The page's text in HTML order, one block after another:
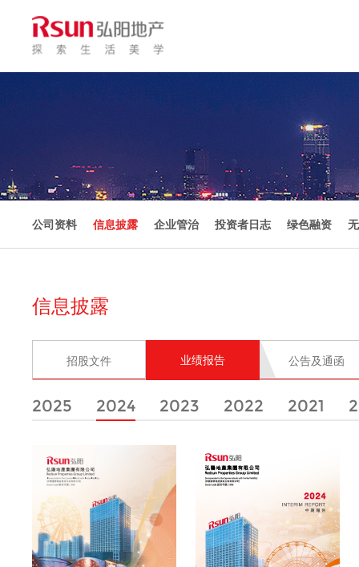
公司资料 信息披露 企业管治 投资者日志 绿色融资
信息披露
招股文件 业绩报告 公告及通函
2025 2024 2023 2022 2021